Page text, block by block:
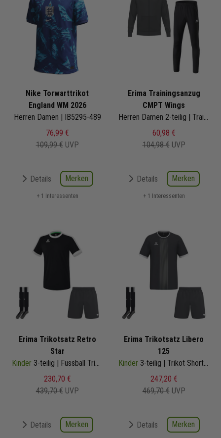
Nike Torwarttrikot
England WM 2026
Herren Damen | IB5295-489
76,99 €
109,99 € UVP
Details Merken
+ 1 Interessenten
Erima Trainingsanzug
CMPT Wings
Herren Damen 2-teilig | Trainingsjacke mit Kapuze Trainingshose
60,98 €
104,98 € UVP
Details Merken
+ 1 Interessenten
Erima Trikotsatz Retro
Star
Kinder 3-teilig | Fussball Trikot Shorts Stutzenstrumpf | Fussball Trikot Set
230,70 €
439,70 € UVP
Details Merken
Erima Trikotsatz Libero
125
Kinder 3-teilig | Trikot Shorts Stutzenstrumpf | Fussball Trikot Set
247,20 €
469,70 € UVP
Details Merken